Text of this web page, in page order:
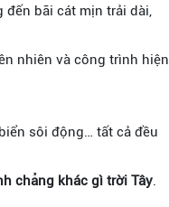
đến bãi cát mịn trải dài,
nhiên và công trình hiện
sôi động… tất cả đều
chẳng khác gì trời Tây.